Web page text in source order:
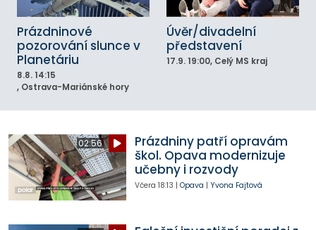
Prázdninové
pozorování slunce v
Planetáriu
8.8. 14:15
, Ostrava-Mariánské hory
Úvěr/divadelní
představení
17.9. 19:00, Celý MS kraj
02:56
Prázdniny patří opravám
škol. Opava modernizuje
učebny i rozvody
Včera 18:13 | Opava | Yvona Fajtová